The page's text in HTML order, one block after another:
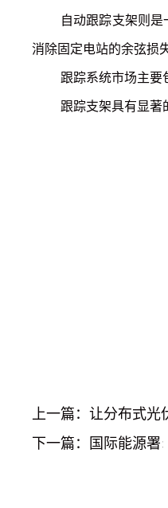
自动跟踪支架则
消除固定电站的余弦损失
跟踪系统市场主要
跟踪支架具有显著
上一篇：让分布式光
下一篇：国际能源署